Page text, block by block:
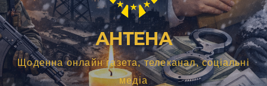
АНТЕНА
Щоденна онлайн газета, телеканал, соціальні
медіа